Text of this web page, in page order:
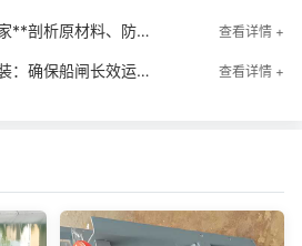
水渠钢制闸门厂家**剖析原材料、防腐措施安装等内容 查看详情 +
人字钢制闸门安装：确保船闸长效运行的关键环节 查看详情 +